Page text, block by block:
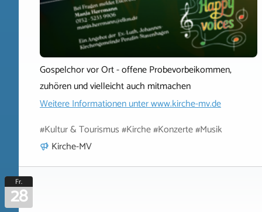
Gospelchor vor Ort - offene Probevorbeikommen,
zuhören und vielleicht auch mitmachen
Weitere Informationen unterwww.kirche-mv.de
#Kultur & Tourismus #Kirche #Konzerte #Musik
Kirche-MV
Fr.
28